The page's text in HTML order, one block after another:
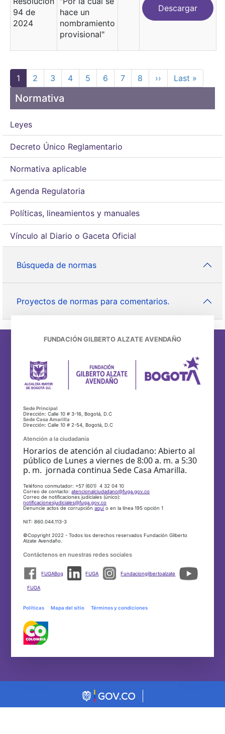
Normativa
Leyes
Decreto Único Reglamentario
Normativa aplicable
Agenda Regulatoria
Políticas, lineamientos y manuales
Vínculo al Diario o Gaceta Oficial
Búsqueda de normas
Proyectos de normas para comentarios.
94 de
2024
hace un
nombramiento
provisional"
Descargar
Paginación
Página actual
1 Page
2 Page
3 Page
4 Page
5 Page
6 Page
7 Page
8 Siguiente página
›› Última
Last »
FUNDACIÓN GILBERTO ALZATE AVENDAÑO
Sede Principal
Dirección: Calle 10 # 3-16, Bogotá, D.C
Sede Casa Amarilla
Dirección: Calle 10 # 2-54, Bogotá, D.C
Atención a la ciudadanía
Horarios de atención al ciudadano: Abierto al
público de Lunes a viernes de 8:00 a. m. a 5:30
p. m. jornada continua Sede Casa Amarilla.
Teléfono conmutador: +57 (601) 4 32 04 10
Correo de contacto:atencionalciudadano@fuga.gov.co
Correo de notificaciones judiciales (único):
notificacionesjudiciales@fuga.gov.co
Denuncie actos de corrupciónaquío en la línea 195 opción 1
NIT: 860.044.113-3
©Copyright 2022 - Todos los derechos reservados Fundación Gilberto
Alzate Avendaño.
Contáctenos en nuestras redes sociales
FUGABog FUGA Fundaciongilbertoalzate
FUGA
Políticas Mapa del sitio Términos y condiciones